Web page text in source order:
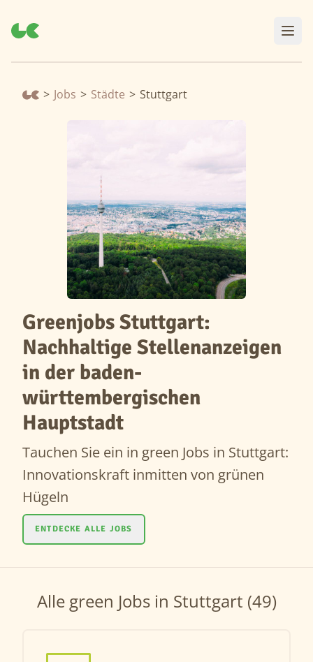
> Jobs > Städte > Stuttgart
Greenjobs Stuttgart:
Nachhaltige Stellenanzeigen
in der baden-
württembergischen
Hauptstadt
Tauchen Sie ein in green Jobs in Stuttgart:
Innovationskraft inmitten von grünen
Hügeln
ENTDECKE ALLE JOBS
Alle green Jobs in Stuttgart (49)